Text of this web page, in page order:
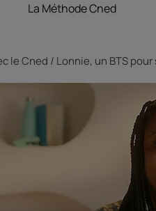
La Méthode Cned
le Cned Lonnie, un BTS